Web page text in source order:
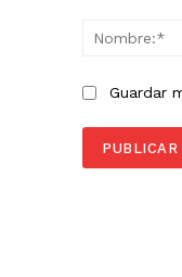
Guardar